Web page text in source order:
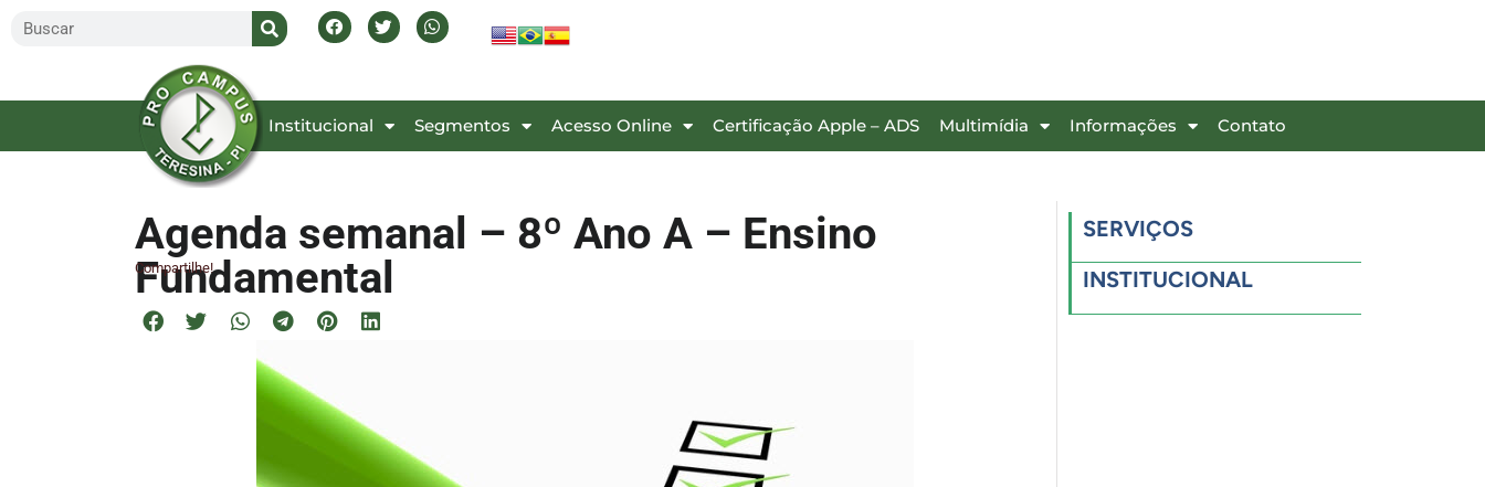
Inicial Institucional Segmentos Acesso Online Certificação Apple – ADS Multimídia Informações Contato
Agenda semanal – 8º Ano A – Ensino
Fundamental
Compartilhe!
SERVIÇOS
INSTITUCIONAL